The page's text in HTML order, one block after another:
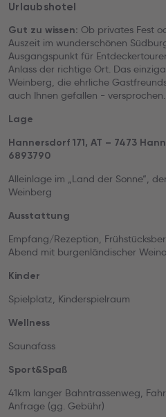
Urlaubshotel
Gut zu wissen: Ob privates Fest
Auszeit im wunderschönen
Ausgangspunkt für
Anlass der richtige Ort. Das
Weinberg, die ehrliche
auch Ihnen gefallen - versprochen.
Lage
Hannersdorf 171, AT – 7473
6893790
Alleinlage im „Land der Sonne“,
Weinberg
Ausstattung
Empfang/Rezeption,
Abend mit burgenländischer
Kinder
Spielplatz, Kinderspielraum
Wellness
Saunafass
Sport&Spaß
41km langer Bahntrassenweg,
Anfrage (gg. Gebühr)